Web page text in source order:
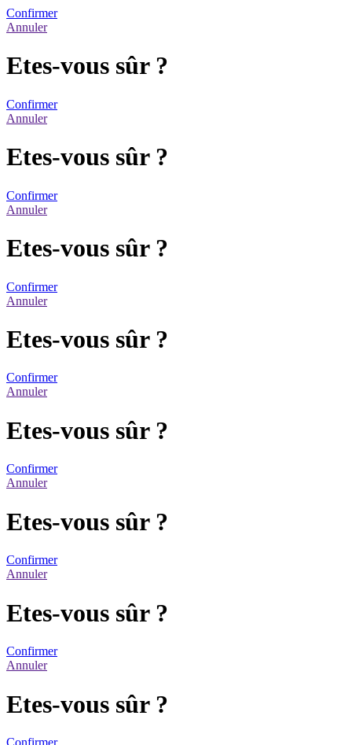
Confirmer
Annuler
Etes-vous sûr ?
Confirmer
Annuler
Etes-vous sûr ?
Confirmer
Annuler
Etes-vous sûr ?
Confirmer
Annuler
Etes-vous sûr ?
Confirmer
Annuler
Etes-vous sûr ?
Confirmer
Annuler
Etes-vous sûr ?
Confirmer
Annuler
Etes-vous sûr ?
Confirmer
Annuler
Etes-vous sûr ?
Confirmer